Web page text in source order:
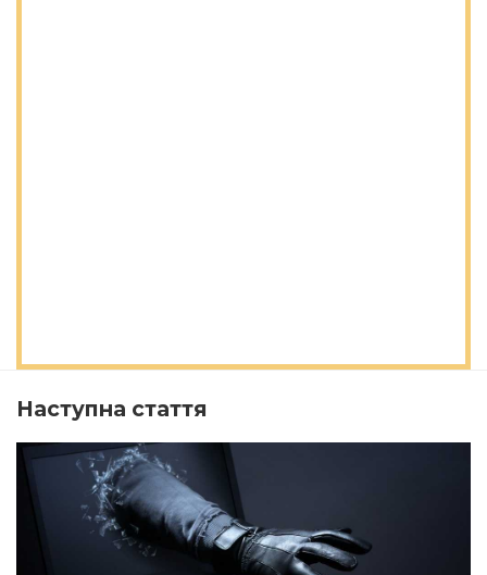
Наступна стаття